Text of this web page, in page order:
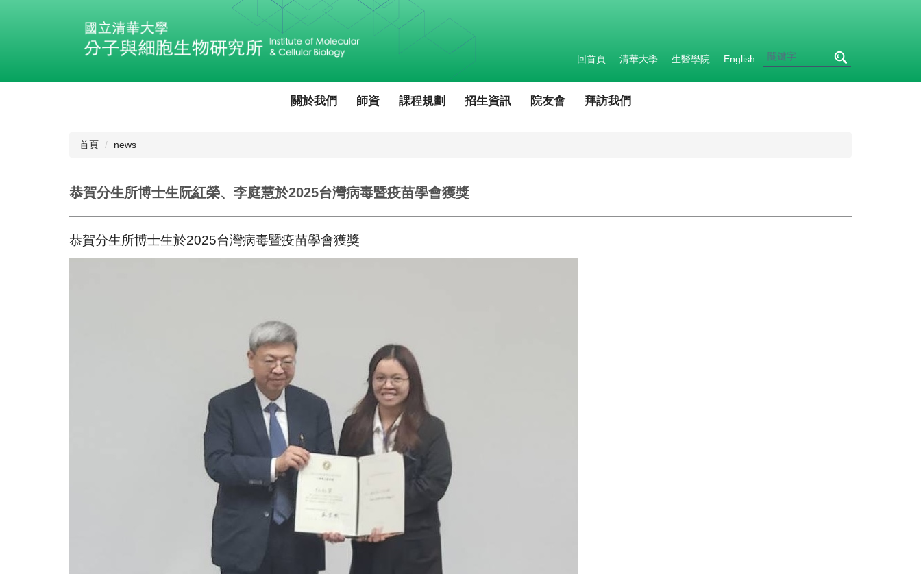
容
回首頁 清華大學 生醫學院 English
關於我們 師資 課程規劃 招生資訊 院友會 拜訪我們
首頁 news
恭賀分生所博士生阮紅榮、李庭慧於2025台灣病毒暨疫苗學會獲獎
恭賀分生所博士生於2025台灣病毒暨疫苗學會獲獎